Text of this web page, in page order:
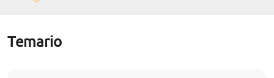
Temario